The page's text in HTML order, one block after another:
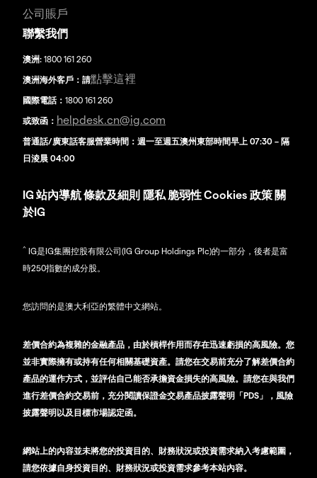
公司賬戶
聯繫我們
澳洲: 1800 161 260
澳洲海外客戶：請點擊這裡
國際電話： 1800 161 260
或致函： helpdesk.cn@ig.com
普通話/廣東話客服營業時間：週一至週五澳州東部時間早上 07:30 – 隔
日淩晨 04:00
IG 站內導航條款及細則 隱私 脆弱性Cookies 政策 關
於IG
^ IG是IG集團控股有限公司(IG Group Holdings Plc)的一部分，後者是富
時250指數的成分股。
您訪問的是澳大利亞的繁體中文網站。
差價合約為複雜的金融產品，由於槓桿作用而存在迅速虧損的高風險。您
並非實際擁有或持有任何相關基礎資產。請您在交易前充分了解差價合約
產品的運作方式，並評估自己能否承擔資金損失的高風險。請您在與我們
進行差價合約交易前，充分閱讀保證金交易產品披露聲明「PDS」，風險
披露聲明以及目標市場認定函。
網站上的內容並未將您的投資目的、財務狀況或投資需求納入考慮範圍，
請您依據自身投資目的、財務狀況或投資需求參考本站內容。